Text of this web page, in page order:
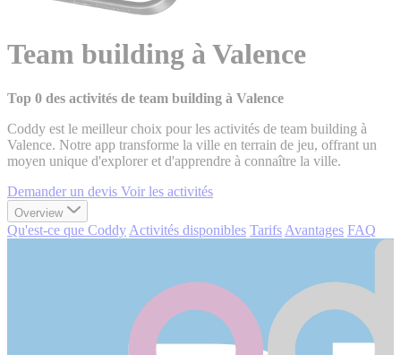
Team building à Valence
Top 0 des activités de team building à Valence
Coddy est le meilleur choix pour les activités de team building à
Valence. Notre app transforme la ville en terrain de jeu, offrant un
moyen unique d'explorer et d'apprendre à connaître la ville.
Demander un devis Voir les activités
Overview
Qu'est-ce que Coddy Activités disponibles Tarifs Avantages FAQ